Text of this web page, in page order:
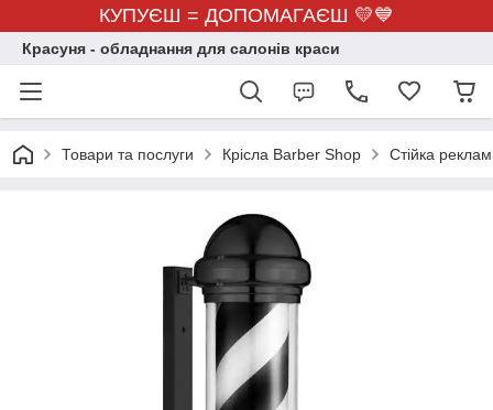
КУПУЄШ = ДОПОМАГАЄШ 💛💙
Красуня - обладнання для салонів краси
Товари та послуги Крісла Barber Shop Стійка